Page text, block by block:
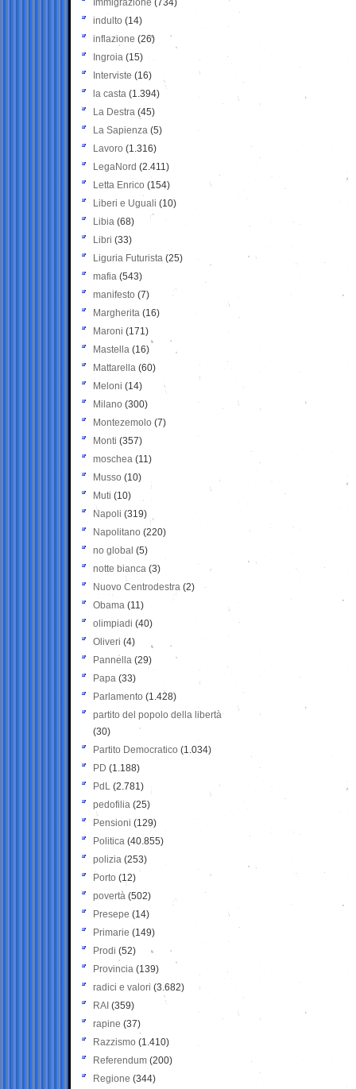
Immigrazione (734)
indulto (14)
inflazione (26)
Ingroia (15)
Interviste (16)
la casta (1.394)
La Destra (45)
La Sapienza (5)
Lavoro (1.316)
LegaNord (2.411)
Letta Enrico (154)
Liberi e Uguali (10)
Libia (68)
Libri (33)
Liguria Futurista (25)
mafia (543)
manifesto (7)
Margherita (16)
Maroni (171)
Mastella (16)
Mattarella (60)
Meloni (14)
Milano (300)
Montezemolo (7)
Monti (357)
moschea (11)
Musso (10)
Muti (10)
Napoli (319)
Napolitano (220)
no global (5)
notte bianca (3)
Nuovo Centrodestra (2)
Obama (11)
olimpiadi (40)
Oliveri (4)
Pannella (29)
Papa (33)
Parlamento (1.428)
partito del popolo della libertà
(30)
Partito Democratico (1.034)
PD (1.188)
PdL (2.781)
pedofilia (25)
Pensioni (129)
Politica (40.855)
polizia (253)
Porto (12)
povertà (502)
Presepe (14)
Primarie (149)
Prodi (52)
Provincia (139)
radici e valori (3.682)
RAI (359)
rapine (37)
Razzismo (1.410)
Referendum (200)
Regione (344)